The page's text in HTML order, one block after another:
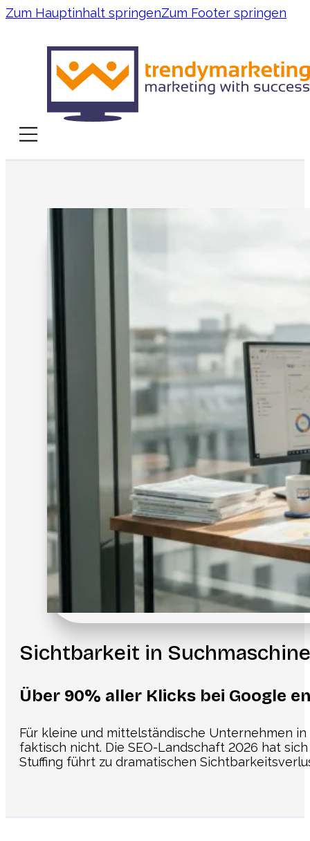
Zum Hauptinhalt springenZum Footer springen
Sichtbarkeit in
Über 90% aller Klicks bei Google
Für kleine und mittelständische Unternehmen
faktisch nicht. Die SEO-Landschaft 2026 hat
Stuffing führt zu dramatischen